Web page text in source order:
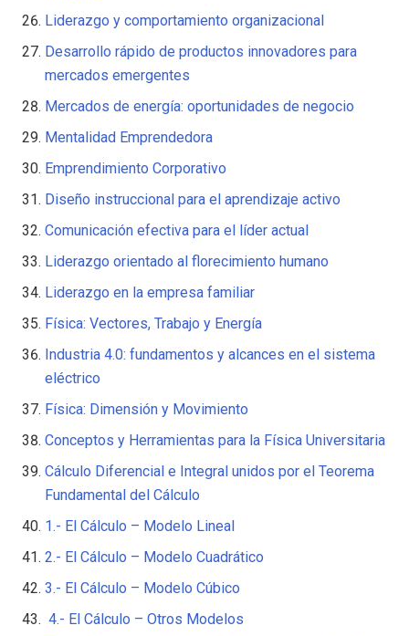
Liderazgo y comportamiento organizacional
Desarrollo rápido de productos innovadores para
mercados emergentes
Mercados de energía: oportunidades de negocio
Mentalidad Emprendedora
Emprendimiento Corporativo
Diseño instruccional para el aprendizaje activo
Comunicación efectiva para el líder actual
Liderazgo orientado al florecimiento humano
Liderazgo en la empresa familiar
Física: Vectores, Trabajo y Energía
Industria 4.0: fundamentos y alcances en el sistema
eléctrico
Física: Dimensión y Movimiento
Conceptos y Herramientas para la Física Universitaria
Cálculo Diferencial e Integral unidos por el Teorema
Fundamental del Cálculo
1.- El Cálculo – Modelo Lineal
2.- El Cálculo – Modelo Cuadrático
3.- El Cálculo – Modelo Cúbico
4.- El Cálculo – Otros Modelos